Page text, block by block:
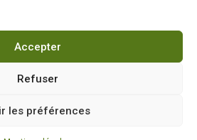
Accepter
Refuser
les préférences
vendredi 8h-12h / 14h-18h
2022, tous droits réservés